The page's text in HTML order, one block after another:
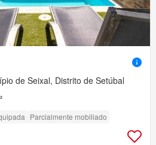
de Seixal, Distrito de Setúbal
Parcialmente mobiliado